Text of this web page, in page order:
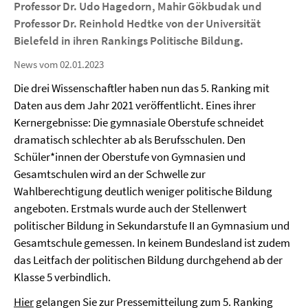
Professor Dr. Udo Hagedorn, Mahir Gökbudak und
Professor Dr. Reinhold Hedtke von der Universität
Bielefeld in ihren Rankings Politische Bildung.
News vom 02.01.2023
Die drei Wissenschaftler haben nun das 5. Ranking mit
Daten aus dem Jahr 2021 veröffentlicht. Eines ihrer
Kernergebnisse: Die gymnasiale Oberstufe schneidet
dramatisch schlechter ab als Berufsschulen. Den
Schüler*innen der Oberstufe von Gymnasien und
Gesamtschulen wird an der Schwelle zur
Wahlberechtigung deutlich weniger politische Bildung
angeboten. Erstmals wurde auch der Stellenwert
politischer Bildung in Sekundarstufe II an Gymnasium und
Gesamtschule gemessen. In keinem Bundesland ist zudem
das Leitfach der politischen Bildung durchgehend ab der
Klasse 5 verbindlich.
Hiergelangen Sie zur Pressemitteilung zum 5. Ranking